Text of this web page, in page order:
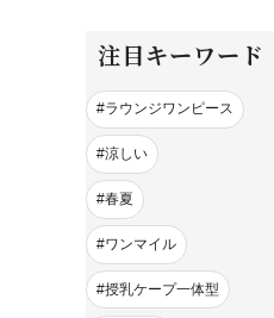
注目キーワード
ラウンジワンピース
涼しい
春夏
ワンマイル
授乳ケープ一体型